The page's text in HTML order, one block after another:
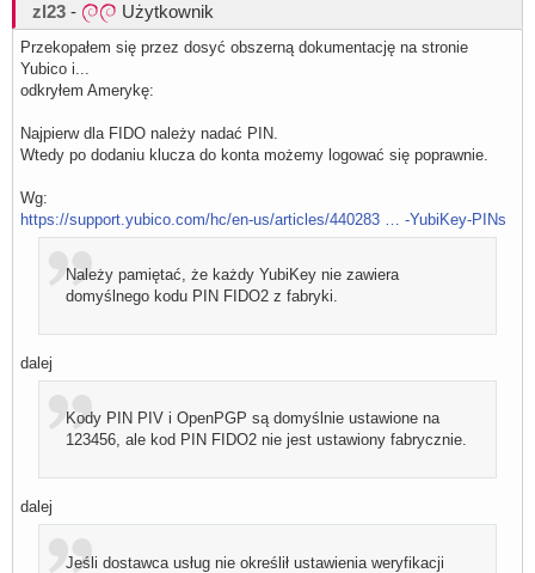
zl23 - Użytkownik
Przekopałem się przez dosyć obszerną dokumentację na stronie
Yubico i...
odkryłem Amerykę:
Najpierw dla FIDO należy nadać PIN.
Wtedy po dodaniu klucza do konta możemy logować się poprawnie.
Wg:
https://support.yubico.com/hc/en-us/articles/440283 … -YubiKey-PINs
Należy pamiętać, że każdy YubiKey nie zawiera
domyślnego kodu PIN FIDO2 z fabryki.
dalej
Kody PIN PIV i OpenPGP są domyślnie ustawione na
123456, ale kod PIN FIDO2 nie jest ustawiony fabrycznie.
dalej
Jeśli dostawca usług nie określił ustawienia weryfikacji